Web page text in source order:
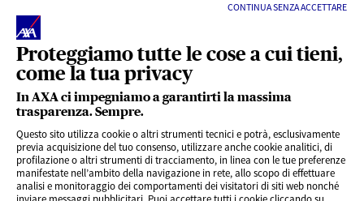
Proteggiamo tutte le cose a cui tieni,
come la tua privacy
In AXA ci impegniamo a garantirti la massima
trasparenza. Sempre.
Questo sito utilizza cookie o altri strumenti tecnici e potrà, esclusivamente
previa acquisizione del tuo consenso, utilizzare anche cookie analitici, di
profilazione o altri strumenti di tracciamento, in linea con le tue preferenze
manifestate nell’ambito della navigazione in rete, allo scopo di effettuare
analisi e monitoraggio dei comportamenti dei visitatori di siti web nonché
CONTINUA SENZA ACCETTARE
CONTENUTI INTERESSANTI